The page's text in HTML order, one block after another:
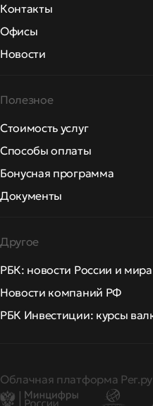
Контакты
Офисы
Новости
Полезное
Стоимость услуг
Способы оплаты
Бонусная программа
Документы
Другое
РБК: новости России и мира
Новости компаний РФ
РБК Инвестиции: курсы
Облачная платформа